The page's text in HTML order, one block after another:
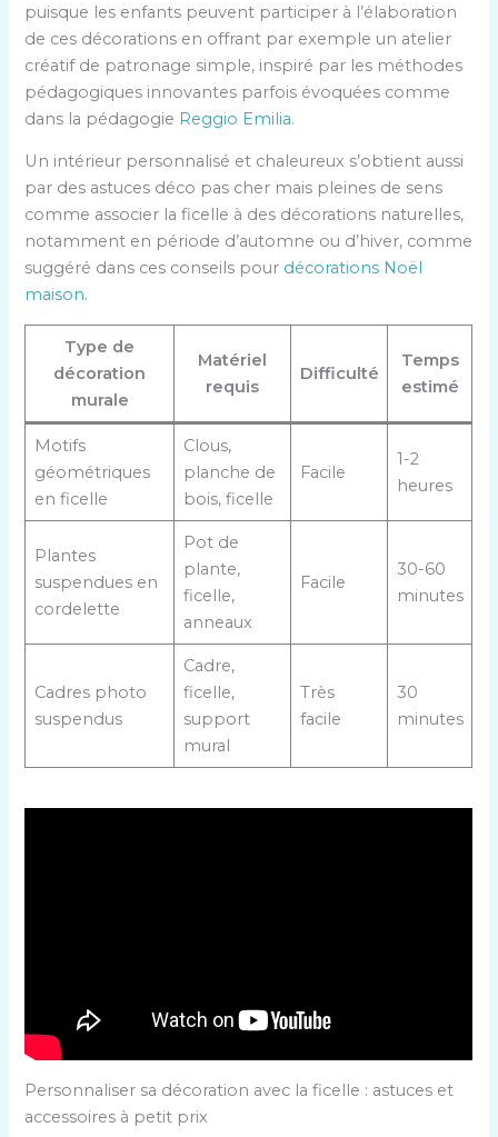
puisque les enfants peuvent participer à l’élaboration
de ces décorations en offrant par exemple un atelier
créatif de patronage simple, inspiré par les méthodes
pédagogiques innovantes parfois évoquées comme
dans la pédagogie Reggio Emilia.
Un intérieur personnalisé et chaleureux s’obtient aussi
par des astuces déco pas cher mais pleines de sens
comme associer la ficelle à des décorations naturelles,
notamment en période d’automne ou d’hiver, comme
suggéré dans ces conseils pour décorations Noël
maison.
Type de
décoration
murale
Matériel
requis
Difficulté
Temps
estimé
Motifs
géométriques
en ficelle
Clous,
planche de
bois, ficelle
Facile
1-2
heures
Plantes
suspendues en
cordelette
Pot de
plante,
ficelle,
anneaux
Facile
30-60
minutes
Cadres photo
suspendus
Cadre,
ficelle,
support
mural
Très
facile
30
minutes
Personnaliser sa décoration avec la ficelle : astuces et
accessoires à petit prix